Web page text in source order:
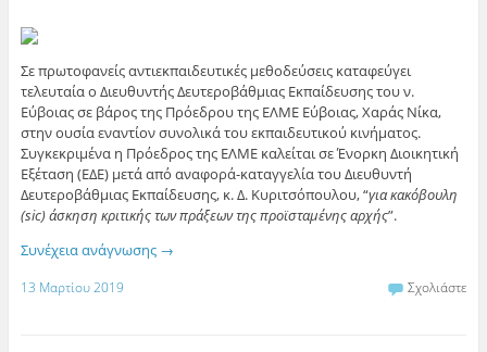
Σε πρωτοφανείς αντιεκπαιδευτικές μεθοδεύσεις καταφεύγει
τελευταία ο Διευθυντής Δευτεροβάθμιας Εκπαίδευσης του ν.
Εύβοιας σε βάρος της Πρόεδρου της ΕΛΜΕ Εύβοιας, Χαράς Νίκα,
στην ουσία εναντίον συνολικά του εκπαιδευτικού κινήματος.
Συγκεκριμένα η Πρόεδρος της ΕΛΜΕ καλείται σε Ένορκη Διοικητική
Εξέταση (ΕΔΕ) μετά από αναφορά-καταγγελία του Διευθυντή
Δευτεροβάθμιας Εκπαίδευσης, κ. Δ. Κυριτσόπουλου, “για κακόβουλη
(sic) άσκηση κριτικής των πράξεων της προϊσταμένης αρχής”.
Συνέχεια ανάγνωσης →
13 Μαρτίου 2019 Σχολιάστε